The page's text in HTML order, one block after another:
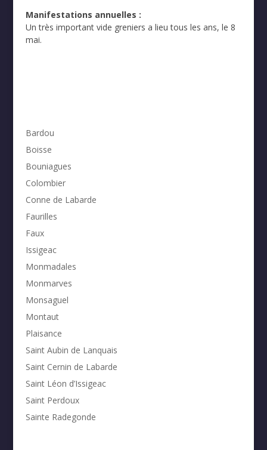
Manifestations annuelles :
Un très important vide greniers a lieu tous les ans, le 8
mai.
Bardou
Boisse
Bouniagues
Colombier
Conne de Labarde
Faurilles
Faux
Issigeac
Monmadales
Monmarves
Monsaguel
Montaut
Plaisance
Saint Aubin de Lanquais
Saint Cernin de Labarde
Saint Léon d’Issigeac
Saint Perdoux
Sainte Radegonde